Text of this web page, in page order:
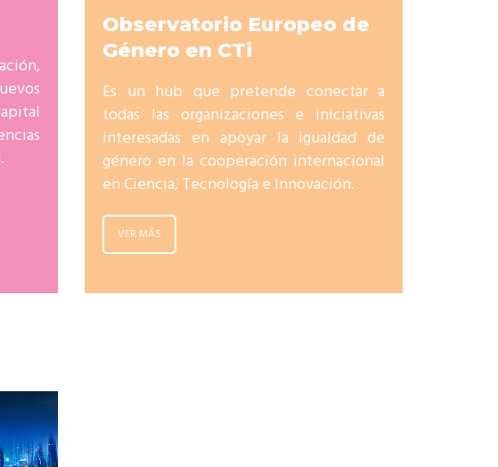
Observatorio Europeo de
Género en CTi
Es un hub que pretende conectar a
todas las organizaciones e iniciativas
interesadas en apoyar la igualdad de
género en la cooperación internacional
en Ciencia, Tecnología e Innovación.
VER MÁS